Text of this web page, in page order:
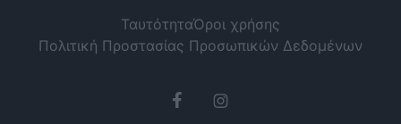
ΤαυτότηταΌροι χρήσης
Πολιτική Προστασίας Προσωπικών Δεδομένων